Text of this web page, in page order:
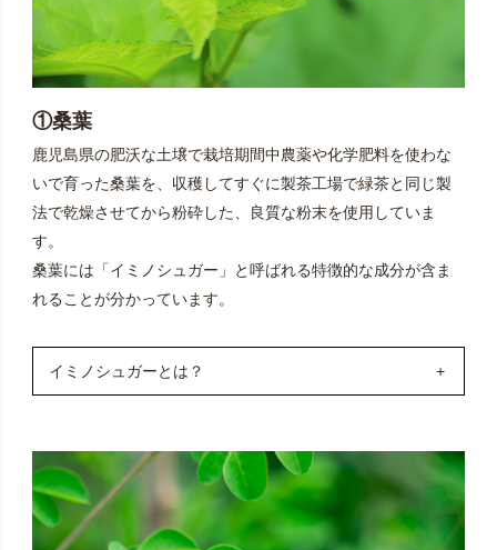
①桑葉
鹿児島県の肥沃な土壌で栽培期間中農薬や化学肥料を使わな
いで育った桑葉を、収穫してすぐに製茶工場で緑茶と同じ製
法で乾燥させてから粉砕した、良質な粉末を使用していま
す。
桑葉には「イミノシュガー」と呼ばれる特徴的な成分が含ま
れることが分かっています。
イミノシュガーとは？
中にイミノ基を有する糖のアナログ（シュガーと称する
が厳密には糖ではない）成分です。他にも桑葉にはビタ
ミンやミネラル類に加え、葉緑素（クロロフィル）、食
物繊維などの有用成分が含まれます。桑は、中国で約